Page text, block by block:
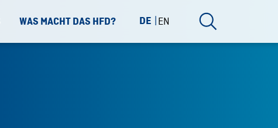
WAS MACHT DAS HFD? DE EN